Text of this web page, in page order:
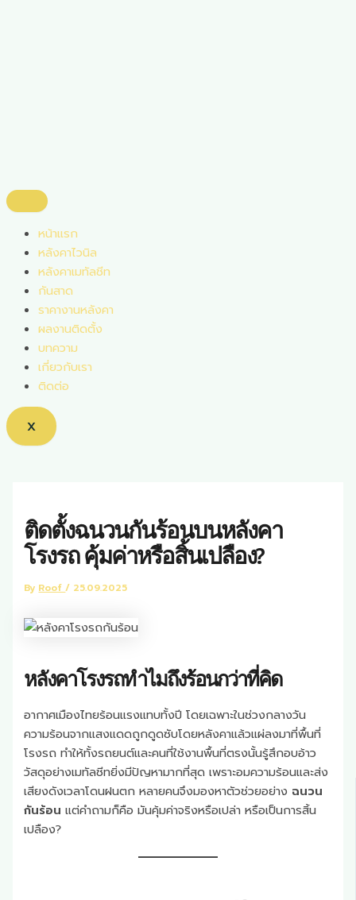
หน้าแรก
หลังคาไวนิล
หลังคาเมทัลชีท
กันสาด
ราคางานหลังคา
ผลงานติดตั้ง
บทความ
เกี่ยวกับเรา
ติดต่อ
X
ติดตั้งฉนวนกันร้อนบนหลังคา
โรงรถ คุ้มค่าหรือสิ้นเปลือง?
By Roof/ 25.09.2025
หลังคาโรงรถทำไมถึงร้อนกว่าที่คิด
อากาศเมืองไทยร้อนแรงแทบทั้งปี โดยเฉพาะในช่วงกลางวัน
ความร้อนจากแสงแดดถูกดูดซับโดยหลังคาแล้วแผ่ลงมาที่พื้นที่
โรงรถ ทำให้ทั้งรถยนต์และคนที่ใช้งานพื้นที่ตรงนั้นรู้สึกอบอ้าว
วัสดุอย่างเมทัลชีทยิ่งมีปัญหามากที่สุด เพราะอมความร้อนและส่ง
เสียงดังเวลาโดนฝนตก หลายคนจึงมองหาตัวช่วยอย่าง ฉนวน
กันร้อน แต่คำถามก็คือ มันคุ้มค่าจริงหรือเปล่า หรือเป็นการสิ้น
เปลือง?